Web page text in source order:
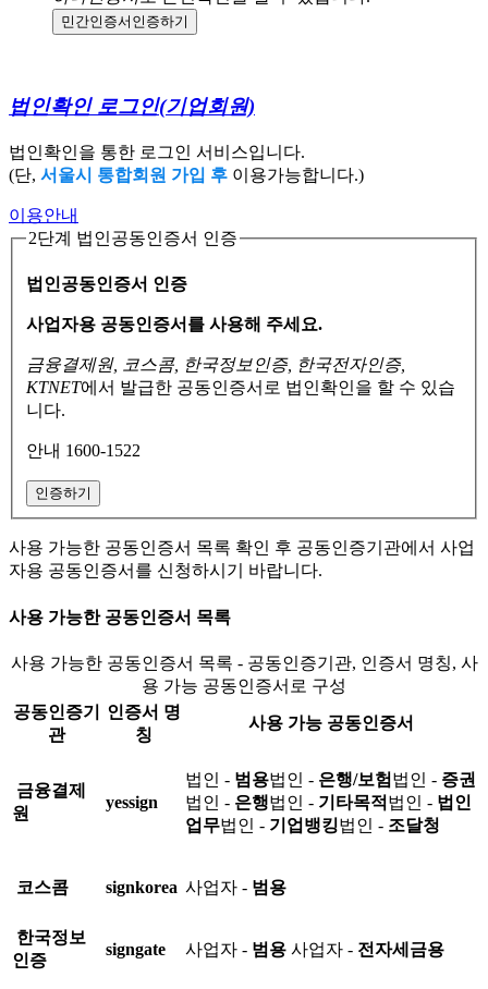
민간인증서 인증하기
법인확인 로그인(기업회원)
법인확인을 통한 로그인 서비스입니다.
(단, 서울시 통합회원 가입 후 이용가능합니다.)
이용안내
2단계 법인공동인증서 인증
법인공동인증서 인증
사업자용 공동인증서를 사용해 주세요.
금융결제원, 코스콤, 한국정보인증, 한국전자인증,
KTNET에서 발급한 공동인증서로 법인확인을 할 수 있습
니다.
안내 1600-1522
인증하기
사용 가능한 공동인증서 목록 확인 후 공동인증기관에서 사업
자용 공동인증서를 신청하시기 바랍니다.
사용 가능한 공동인증서 목록
사용 가능한 공동인증서 목록 - 공동인증기관, 인증서 명칭, 사
용 가능 공동인증서로 구성
공동인증기
관
인증서 명
칭
사용 가능 공동인증서
금융결제
원
yessign
법인 - 범용법인 - 은행/보험 법인 - 증권
법인 - 은행법인 - 기타목적 법인 - 법인
업무법인 - 기업뱅킹법인 - 조달청
코스콤 signkorea 사업자 - 범용
한국정보
인증
signgate 사업자 - 범용 사업자 - 전자세금용